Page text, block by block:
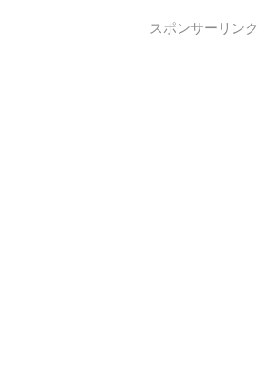
スポンサーリンク